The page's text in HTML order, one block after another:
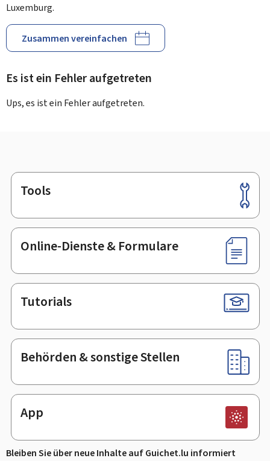
Luxemburg.
Zusammen vereinfachen
Es ist ein Fehler aufgetreten
Ups, es ist ein Fehler aufgetreten.
Footer
Tools
Online-Dienste & Formulare
Tutorials
Behörden & sonstige Stellen
App
Bleiben Sie über neue Inhalte auf Guichet.lu informiert